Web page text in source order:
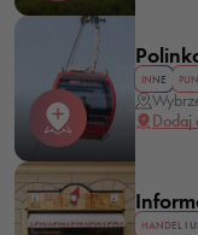
INNE
Dodaj
HANDEL I